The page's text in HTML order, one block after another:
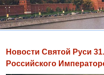
Новости Святой Руси
Российского